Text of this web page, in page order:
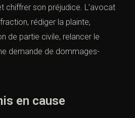
chiffrer son préjudice. L’avocat
rédiger la plainte,
de partie civile, relancer le
demande de dommages-
en cause